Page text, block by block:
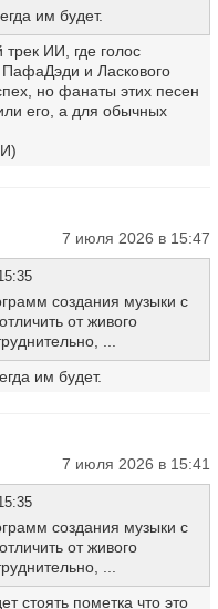
им будет.
ИИ, где голос
ПафаДэди и Ласкового
но фанаты этих песен
его, а для обычных
7 июля 2026 в 15:47
создания музыки с
от живого
...
им будет.
7 июля 2026 в 15:41
создания музыки с
от живого
...
стоять пометка что это